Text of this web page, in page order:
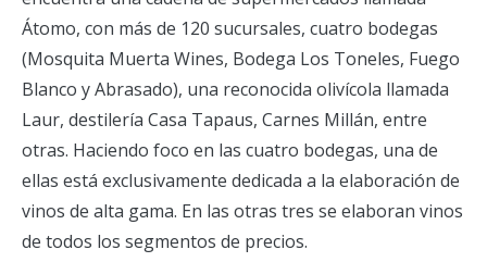
Átomo, con más de 120 sucursales, cuatro bodegas
(Mosquita Muerta Wines, Bodega Los Toneles, Fuego
Blanco y Abrasado), una reconocida olivícola llamada
Laur, destilería Casa Tapaus, Carnes Millán, entre
otras. Haciendo foco en las cuatro bodegas, una de
ellas está exclusivamente dedicada a la elaboración de
vinos de alta gama. En las otras tres se elaboran vinos
de todos los segmentos de precios.